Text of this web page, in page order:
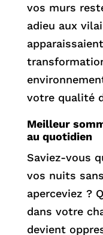
vos murs
adieu aux
votre qualité
Meilleur
au quotidien
Saviez-vous
vos nuits
aperceviez ?
dans votre
devient